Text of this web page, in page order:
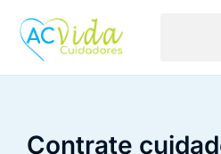
Contrate